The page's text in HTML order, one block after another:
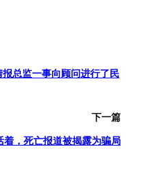
总监一事向顾问进行了民
下一篇
，死亡报道被揭露为骗局